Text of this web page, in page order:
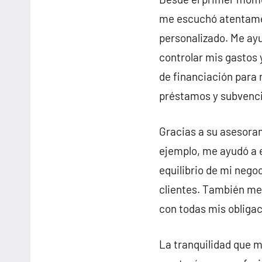
me escuchó
personalizado. Me
controlar mis gastos
de financiación para
préstamos y
Gracias a su
ejemplo, me ayudó
equilibrio de mi
clientes. También
con todas mis
La tranquilidad que